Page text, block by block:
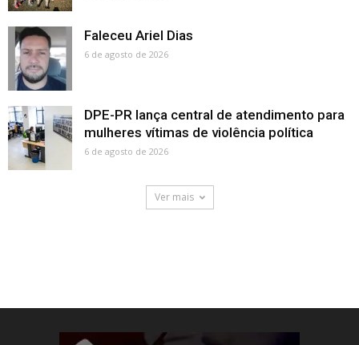
Faleceu Ariel Dias
6 de agosto de 2026
DPE-PR lança central de atendimento para
mulheres vítimas de violência política
6 de agosto de 2026
Ver mais